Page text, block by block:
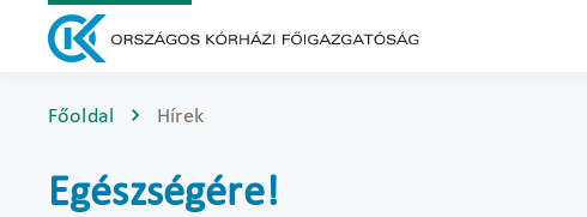
Főoldal Hírek
Egészségére!